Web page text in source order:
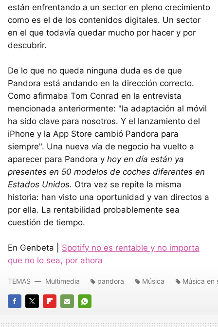
están enfrentando a un sector en pleno crecimiento
como es el de los contenidos digitales. Un sector
en el que todavía quedar mucho por hacer y por
descubrir.
De lo que no queda ninguna duda es de que
Pandora está andando en la dirección correcto.
Como afirmaba Tom Conrad en la entrevista
mencionada anteriormente: "la adaptación al móvil
ha sido clave para nosotros. Y el lanzamiento del
iPhone y la App Store cambió Pandora para
siempre". Una nueva vía de negocio ha vuelto a
aparecer para Pandora y hoy en día están ya
presentes en 50 modelos de coches diferentes en
Estados Unidos. Otra vez se repite la misma
historia: han visto una oportunidad y van directos a
por ella. La rentabilidad probablemente sea
cuestión de tiempo.
En Genbeta | Spotify no es rentable y no importa
que no lo sea, por ahora
FACEBOOK
TWITTERFLIPBOARD
E-
WHATSAPP
TEMAS Multimedia pandora Música Música en